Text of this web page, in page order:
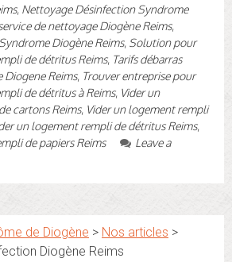
, Nettoyage Désinfection Syndrome
de nettoyage Diogène Reims,
Diogène Reims, Solution pour
de détritus Reims, Tarifs débarras
Reims, Trouver entreprise pour
de détritus à Reims, Vider un
cartons Reims, Vider un logement rempli
un logement rempli de détritus Reims,
de papiers Reims
Leave a
de Diogène > Nos articles >
Diogène Reims